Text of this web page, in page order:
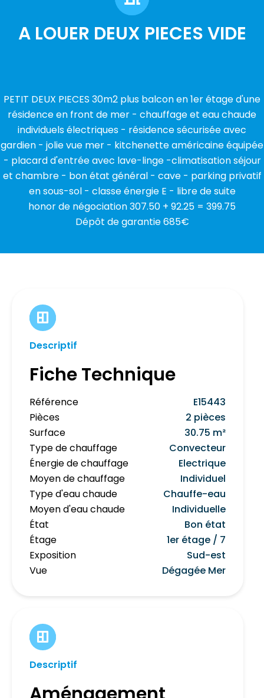
A LOUER DEUX PIECES VIDE
PETIT DEUX PIECES 30m2 plus balcon en 1er étage d'une
résidence en front de mer - chauffage et eau chaude
individuels électriques - résidence sécurisée avec
gardien - jolie vue mer - kitchenette américaine équipée
- placard d'entrée avec lave-linge -climatisation séjour
et chambre - bon état général - cave - parking privatif
en sous-sol - classe énergie E - libre de suite
honor de négociation 307.50 + 92.25 = 399.75
Dépôt de garantie 685€
Descriptif
Fiche Technique
Référence
E15443
Pièces
2 pièces
Surface
30.75 m²
Type de chauffage
Convecteur
Énergie de chauffage
Electrique
Moyen de chauffage
Individuel
Type d'eau chaude
Chauffe-eau
Moyen d'eau chaude
Individuelle
État
Bon état
Étage
1er étage / 7
Exposition
Sud-est
Vue
Dégagée Mer
Descriptif